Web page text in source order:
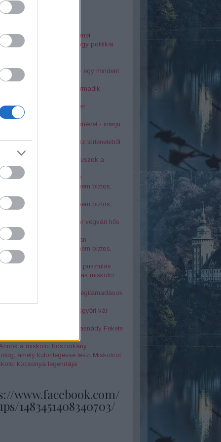
nyelvjárás gyöngyszemei
Diósgyőrött. Baleset vagy politikai
Éva és Latinovits Zoltán - egy mindent
szerelem története
bányászfaluban a világ harmadik
tetemvári pincerendszer
Bonnie és Clyde
os sortűz egy katona szemével - interjú
az 1878-as nagy árvíz történetéből
kút a város szívében
balesetek Lillafüreden - buszok a
kolostor a Bükk rejtekében
érdekesség, amit nem biztos,
tudtál Miskolcról - 2. rész
érdekesség, amit nem biztos,
Péter az elfeledett magyar végvári hős
szikla legendája
Seuso-kincs nyomában
érdekesség, amit nem biztos,
Miskolcról - 4. rész
és két óra között a halál és pusztulás
megérkezett" - az 1878-as miskolci
földjén - Miskolc elleni légitámadások
világháború alatt
érdekesség a Diósgyőri vár
szépségkirálynő - Tasnády Fekete
a miskolci boszorkány
amely különlegessé teszi Miskolcot
kocsonya legendája
www.facebook.com/
1483451408340703/